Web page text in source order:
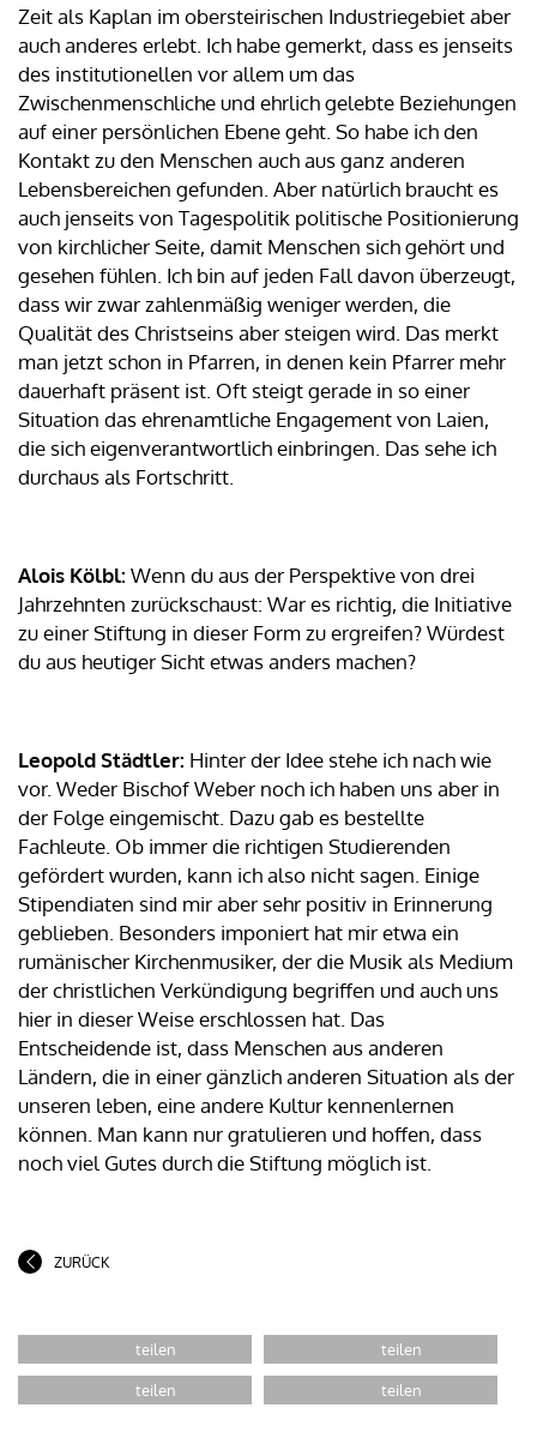
Zeit als Kaplan im obersteirischen Industriegebiet aber
auch anderes erlebt. Ich habe gemerkt, dass es jenseits
des institutionellen vor allem um das
Zwischenmenschliche und ehrlich gelebte Beziehungen
auf einer persönlichen Ebene geht. So habe ich den
Kontakt zu den Menschen auch aus ganz anderen
Lebensbereichen gefunden. Aber natürlich braucht es
auch jenseits von Tagespolitik politische Positionierung
von kirchlicher Seite, damit Menschen sich gehört und
gesehen fühlen. Ich bin auf jeden Fall davon überzeugt,
dass wir zwar zahlenmäßig weniger werden, die
Qualität des Christseins aber steigen wird. Das merkt
man jetzt schon in Pfarren, in denen kein Pfarrer mehr
dauerhaft präsent ist. Oft steigt gerade in so einer
Situation das ehrenamtliche Engagement von Laien,
die sich eigenverantwortlich einbringen. Das sehe ich
durchaus als Fortschritt.
Alois Kölbl: Wenn du aus der Perspektive von drei
Jahrzehnten zurückschaust: War es richtig, die Initiative
zu einer Stiftung in dieser Form zu ergreifen? Würdest
du aus heutiger Sicht etwas anders machen?
Leopold Städtler: Hinter der Idee stehe ich nach wie
vor. Weder Bischof Weber noch ich haben uns aber in
der Folge eingemischt. Dazu gab es bestellte
Fachleute. Ob immer die richtigen Studierenden
gefördert wurden, kann ich also nicht sagen. Einige
Stipendiaten sind mir aber sehr positiv in Erinnerung
geblieben. Besonders imponiert hat mir etwa ein
rumänischer Kirchenmusiker, der die Musik als Medium
der christlichen Verkündigung begriffen und auch uns
hier in dieser Weise erschlossen hat. Das
Entscheidende ist, dass Menschen aus anderen
Ländern, die in einer gänzlich anderen Situation als der
unseren leben, eine andere Kultur kennenlernen
können. Man kann nur gratulieren und hoffen, dass
noch viel Gutes durch die Stiftung möglich ist.
ZURÜCK